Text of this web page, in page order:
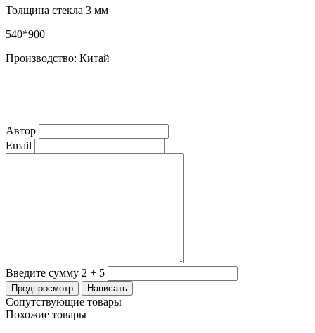
Толщина стекла 3 мм
540*900
Производство: Китай
Автор
Email
Введите сумму 2 + 5
Сопутствующие товары
Похожие товары